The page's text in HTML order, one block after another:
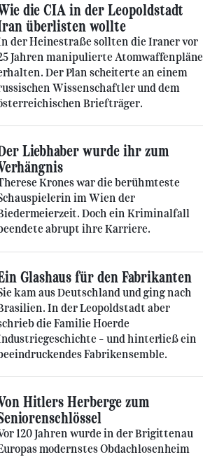
die CIA in der Leopoldstadt
überlisten wollte
der Heinestraße sollten die Iraner vor
Jahren manipulierte Atomwaffenpläne
Der Plan scheiterte an einem
Wissenschaftler und dem
Briefträger.
Liebhaber wurde ihr zum
Krones war die berühmteste
im Wien der
Doch ein Kriminalfall
abrupt ihre Karriere.
Glashaus für den Fabrikanten
kam aus Deutschland und ging nach
In der Leopoldstadt aber
die Familie Hoerde
– und hinterließ ein
Fabrikensemble.
Hitlers Herberge zum
120 Jahren wurde in der Brigittenau
modernstes Obdachlosenheim